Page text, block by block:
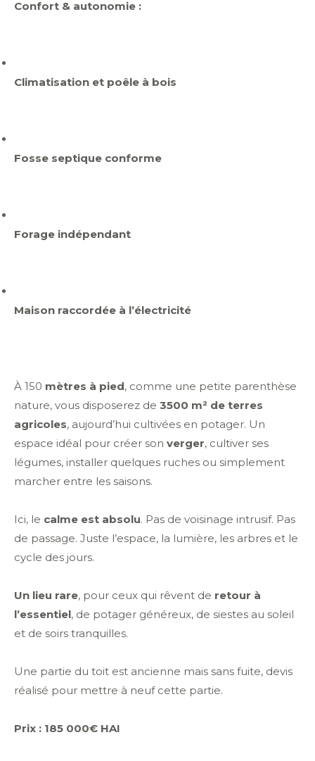
Confort & autonomie :
Climatisation et poêle à bois
Fosse septique conforme
Forage indépendant
Maison raccordée à l’électricité
À 150 mètres à pied, comme une petite parenthèse
nature, vous disposerez de 3500 m² de terres
agricoles, aujourd’hui cultivées en potager. Un
espace idéal pour créer son verger, cultiver ses
légumes, installer quelques ruches ou simplement
marcher entre les saisons.
Ici, le calme est absolu. Pas de voisinage intrusif. Pas
de passage. Juste l’espace, la lumière, les arbres et le
cycle des jours.
Un lieu rare, pour ceux qui rêvent de retour à
l’essentiel, de potager généreux, de siestes au soleil
et de soirs tranquilles.
Une partie du toit est ancienne mais sans fuite, devis
réalisé pour mettre à neuf cette partie.
Prix : 185 000€ HAI